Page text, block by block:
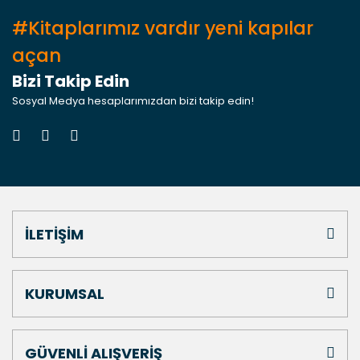
#Kitaplarımız vardır yeni kapılar
açan
Bizi Takip Edin
Sosyal Medya hesaplarımızdan bizi takip edin!
İLETİŞİM
KURUMSAL
GÜVENLİ ALIŞVERİŞ